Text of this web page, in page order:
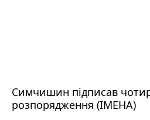
Симчишин підписав
розпорядження (ІМЕНА)